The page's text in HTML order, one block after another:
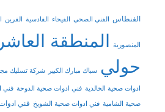
الفنطاس الفني الصحي الفيحاء القادسية القرين
المنصورية المنطقة
حولي سباك مبارك الكبير شركة تسليك
ادوات صحية الخالدية فني ادوات صحية الدوحة فني
صحية الشامية فني ادوات صحية الشويخ فني